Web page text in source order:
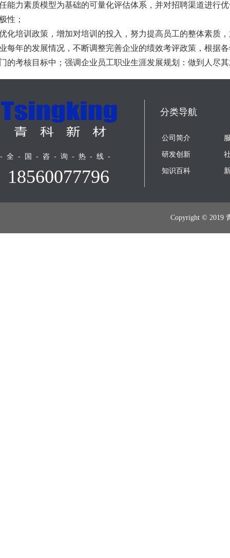
能力素质模型为基础的可量化评估体系，并对招聘渠道进行
性；
化培训政策，增加对培训的投入，努力提高员工的整体素质
每年的发展情况，不断调整完善企业的绩效考评政策，根据
的考核目标中；强调企业员工职业生涯发展规划：做到人尽
- 全 - 国 - 咨 - 询 - 热 - 线 -
18560077796
分类导航
公司简介
研发创新
知识百科
Copyright © 2019